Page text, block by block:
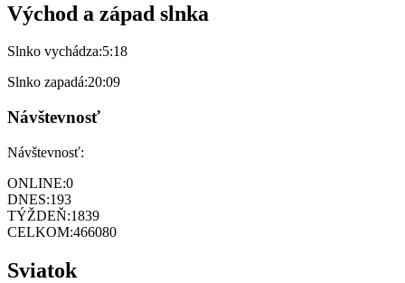
Východ a západ slnka
Slnko vychádza:5:18
Slnko zapadá:20:09
Návštevnosť
Návštevnosť:
ONLINE:0
DNES:193
TÝŽDEŇ:1839
CELKOM:466080
Sviatok